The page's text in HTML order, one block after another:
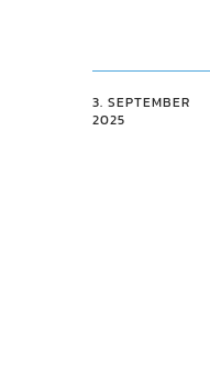
3. SEPTEMBER
2025